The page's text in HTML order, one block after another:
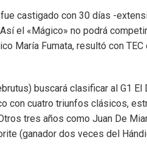
castigado con 30 días -
el «Mágico» no podrá
María Fumata, resultó con
buscará clasificar al G1
con cuatro triunfos clásicos,
tres años como Juan De
(ganador dos veces del